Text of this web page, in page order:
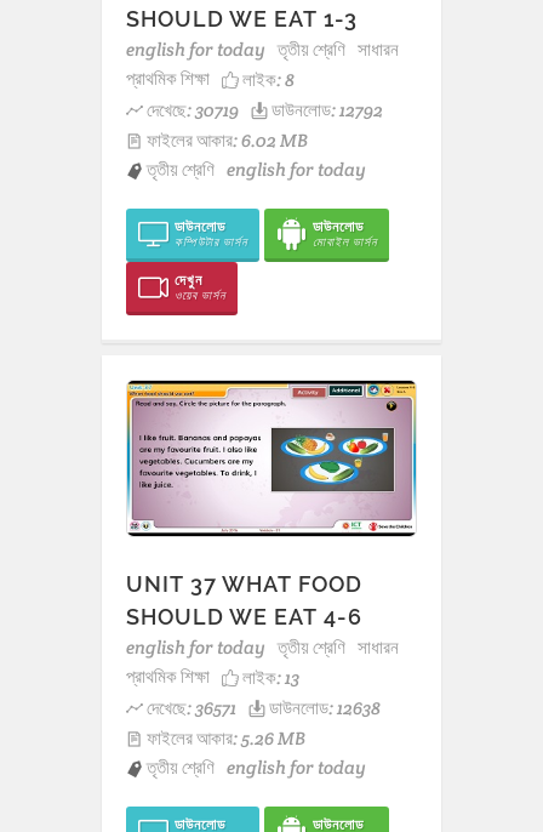
SHOULD WE EAT 1-3
english for today তৃতীয় শ্রেণি সাধারন
প্রাথমিক শিক্ষা
লাইক:8
দেখেছে: 30719
ডাউনলোড: 12792
ফাইলের আকার: 6.02 MB
তৃতীয় শ্রেণি english for today
ডাউনলোড
কম্পিউটার ভার্সন
ডাউনলোড
মোবাইল ভার্সন
দেখুন
ওয়েব ভার্সন
UNIT 37 WHAT FOOD
SHOULD WE EAT 4-6
english for today তৃতীয় শ্রেণি সাধারন
প্রাথমিক শিক্ষা
লাইক:13
দেখেছে: 36571
ডাউনলোড: 12638
ফাইলের আকার: 5.26 MB
তৃতীয় শ্রেণি english for today
ডাউনলোড ডাউনলোড